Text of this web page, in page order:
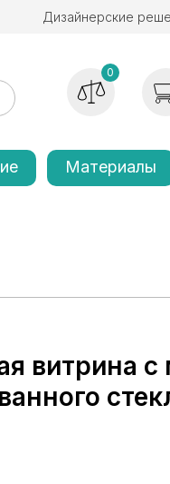
Дизайнерские
0
Материалы
витрина